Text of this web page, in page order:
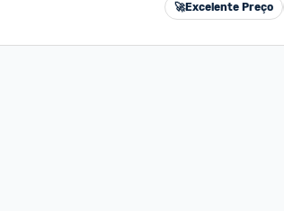
🚀Excelente Preço